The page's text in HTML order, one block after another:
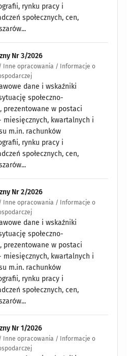
rynku pracy i
społecznych, cen,
Nr 3/2026
Inne opracowania / Informacje o
dane i wskaźniki
społeczno-
prezentowane w postaci
miesięcznych, kwartalnych i
m.in. rachunków
rynku pracy i
społecznych, cen,
Nr 2/2026
Inne opracowania / Informacje o
dane i wskaźniki
społeczno-
prezentowane w postaci
miesięcznych, kwartalnych i
m.in. rachunków
rynku pracy i
społecznych, cen,
Nr 1/2026
Inne opracowania / Informacje o